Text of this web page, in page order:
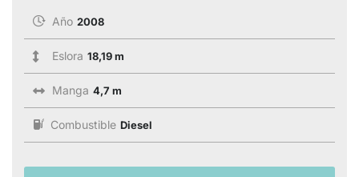
Año 2008
Eslora 18,19 m
Manga 4,7 m
Combustible Diesel